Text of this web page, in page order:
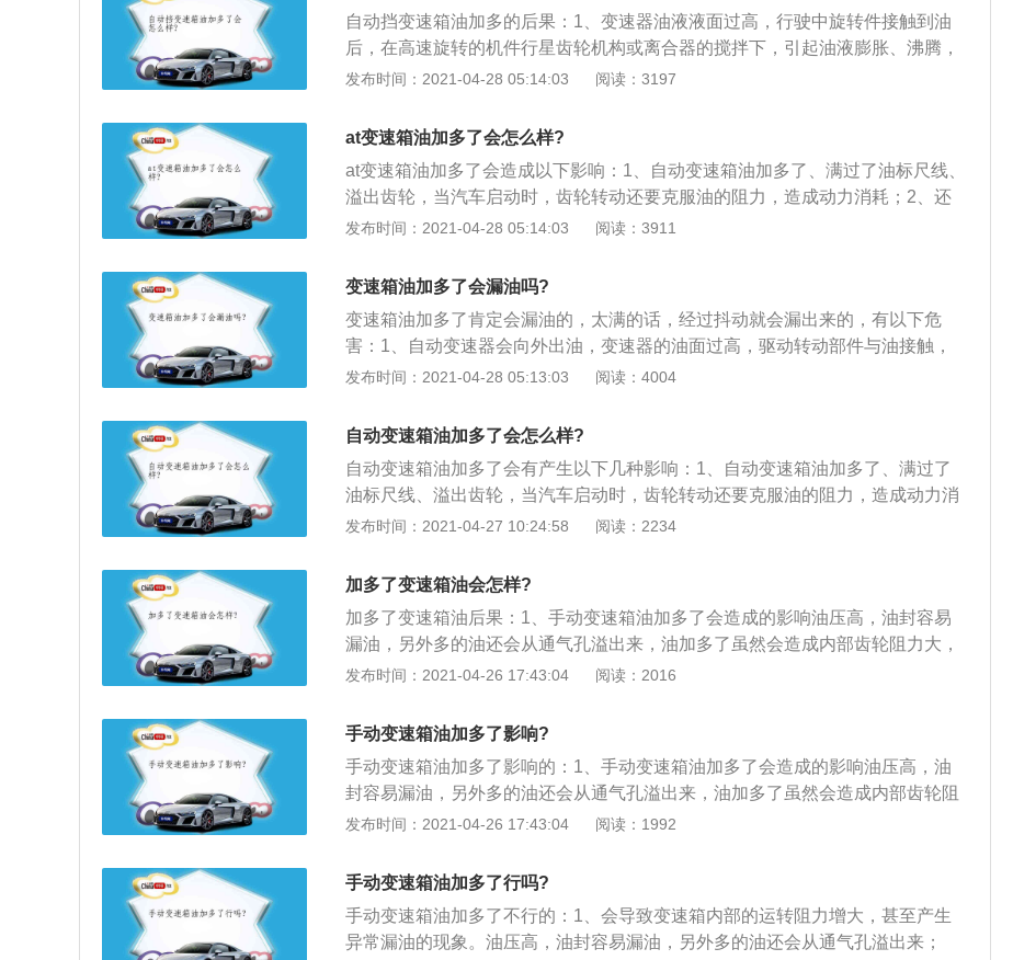
自动挡变速箱油加多的后果：1、变速器油液液面过高，行驶中旋转件接触到油
后，在高速旋转的机件行星齿轮机构或离合器的搅拌下，引起油液膨胀、沸腾，
从加油孔和放气阀像外窜油；2、过多的空气侵入油液，还会引起控制阀体上排
使旋转件够着油，形成搅动，导致油液里产生气泡，带气泡的油进入油泵，会造
发布时间：2021-04-28 05:14:03 阅读：3197
at变速箱油加多了会怎么样?
at变速箱油加多了会造成以下影响：1、自动变速箱油加多了、满过了油标尺线、
溢出齿轮，当汽车启动时，齿轮转动还要克服油的阻力，造成动力消耗；2、还
有齿轮搅动，会造成油起泡，空气混入油道，进入离合器，换挡时，离合器之间
3、自动变速器的ATF泡沫对于传动系统是非常有害的，泡沫可能导致液力变矩器
使燃油供应中断。
发布时间：2021-04-28 05:14:03 阅读：3911
变速箱油加多了会漏油吗?
变速箱油加多了肯定会漏油的，太满的话，经过抖动就会漏出来的，有以下危
害：1、自动变速器会向外出油，变速器的油面过高，驱动转动部件与油接触，
在高速旋转的机器行星齿轮机构或离合器搅拌下，会导致油膨胀、沸腾，从加油
制阀体上的排放孔产生空气堵塞，导致排水不良，造成换挡冲击；3、会导致工
作油压过低，自动变速器油面过高，使旋转件够着油，形成搅动，导致油液里产
生气泡，带气泡的油进入油泵，油泵就无法建立起应有的油压。
发布时间：2021-04-28 05:13:03 阅读：4004
自动变速箱油加多了会怎么样?
自动变速箱油加多了会有产生以下几种影响：1、自动变速箱油加多了、满过了
油标尺线、溢出齿轮，当汽车启动时，齿轮转动还要克服油的阻力，造成动力消
耗；2、还有齿轮搅动，会造成油起泡，空气混入油道，进入离合器，换挡时，
损增加；3，自动变速器的ATF泡沫对于传动系统是非常有害的，泡沫可能导致液
力变矩器传动功率下降，泡沫的可压缩性导致液压系统压力波动和油压下降，严
重时，会使燃油供应中断。
发布时间：2021-04-27 10:24:58 阅读：2234
加多了变速箱油会怎样?
加多了变速箱油后果：1、手动变速箱油加多了会造成的影响油压高，油封容易
漏油，另外多的油还会从通气孔溢出来，油加多了虽然会造成内部齿轮阻力大，
但对换挡影响不大；2、换挡不好首先要看灭车状态是否好挂，如果灭车好挂着
同步器故障；3、方法可通过机油油尺查看液位，液位在中间偏上即可。节气门
产生积炭，当然正常燃烧的气缸不会有太多积炭，可以免拆清洗燃烧室。轮胎的
位置与动态平衡如果有变化，严重的会导致高速车抖，轮胎偏磨。建议每一万公
里做定位和平衡进行校正。
发布时间：2021-04-26 17:43:04 阅读：2016
手动变速箱油加多了影响?
手动变速箱油加多了影响的：1、手动变速箱油加多了会造成的影响油压高，油
封容易漏油，另外多的油还会从通气孔溢出来，油加多了虽然会造成内部齿轮阻
力大，但对换挡影响不大；2、换挡不好首先要看灭车状态是否好挂，如果灭车
机构及同步器故障；3、可通过机油油尺查看液位，液位在中间偏上即可。节气
门体脏的速度与进气质量有关，要经常清洁空气滤芯。随着正常使用气缸内肯定
会产生积炭，当然正常燃烧的气缸不会有太多积炭，可以免拆清洗燃烧室。轮胎
的位置与动态平衡如果有变化，严重的会导致高速车抖，轮胎偏磨。建议每一万
发布时间：2021-04-26 17:43:04 阅读：1992
手动变速箱油加多了行吗?
手动变速箱油加多了不行的：1、会导致变速箱内部的运转阻力增大，甚至产生
异常漏油的现象。油压高，油封容易漏油，另外多的油还会从通气孔溢出来；